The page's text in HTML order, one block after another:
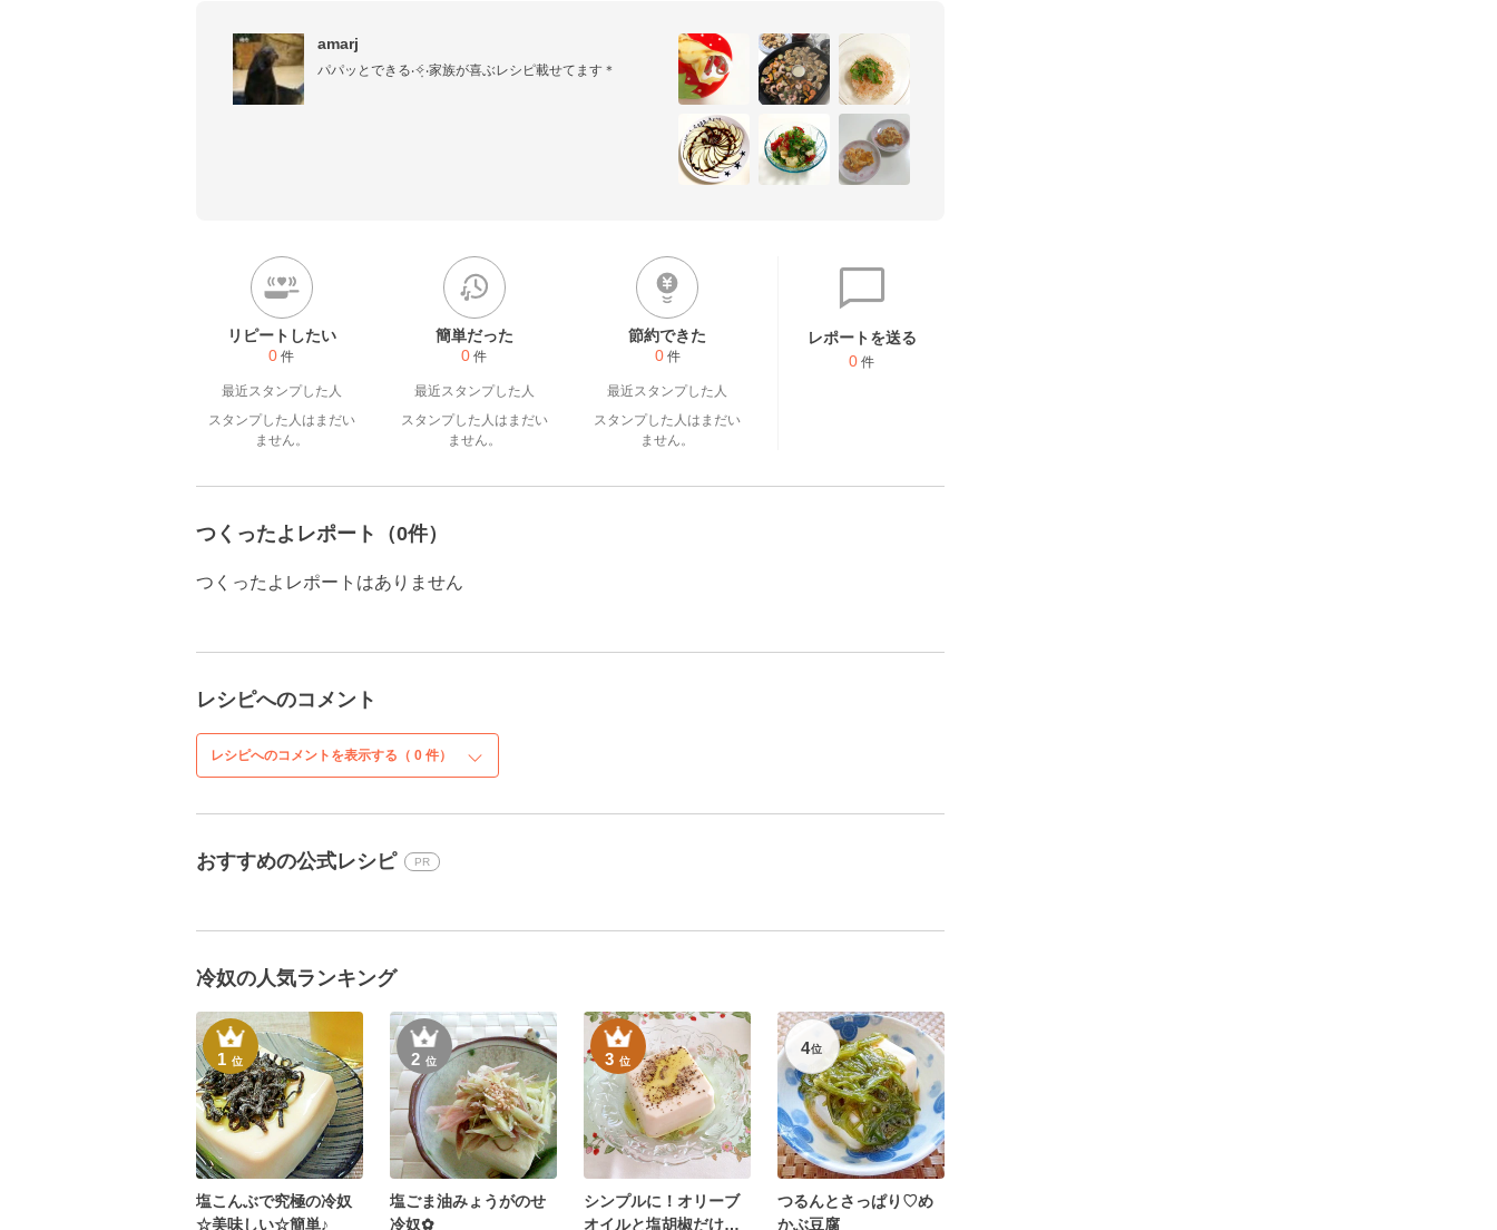
amarj
パパッとできる‧✧̣̇‧家族が喜ぶレシピ載せてます＊
リピートしたい
0 件
最近スタンプした人
スタンプした人はまだい
ません。
簡単だった
0 件
最近スタンプした人
スタンプした人はまだい
ません。
節約できた
0 件
最近スタンプした人
スタンプした人はまだい
ません。
レポートを送る
0 件
つくったよレポート（0件）
つくったよレポートはありません
レシピへのコメント
レシピへのコメントを表示する（ 0 件）
おすすめの公式レシピ PR
冷奴の人気ランキング
1位
塩こんぶで究極の冷奴
☆美味しい☆簡単♪
2位
塩ごま油みょうがのせ
冷奴✿
3位
シンプルに！オリーブ
オイルと塩胡椒だけの
4位
つるんとさっぱり♡め
かぶ豆腐